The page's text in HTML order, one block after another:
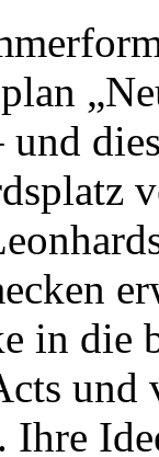
und
in die
und
Ihre